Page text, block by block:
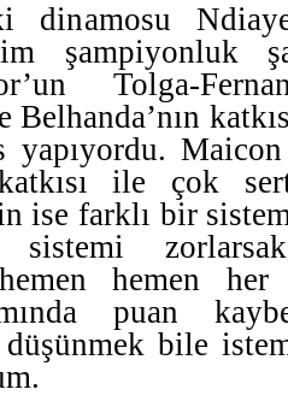
dinamosu
şampiyonluk
Tolga-
yapıyordu.
ile çok
ise farklı bir
hemen hemen
puan
düşünmek bile